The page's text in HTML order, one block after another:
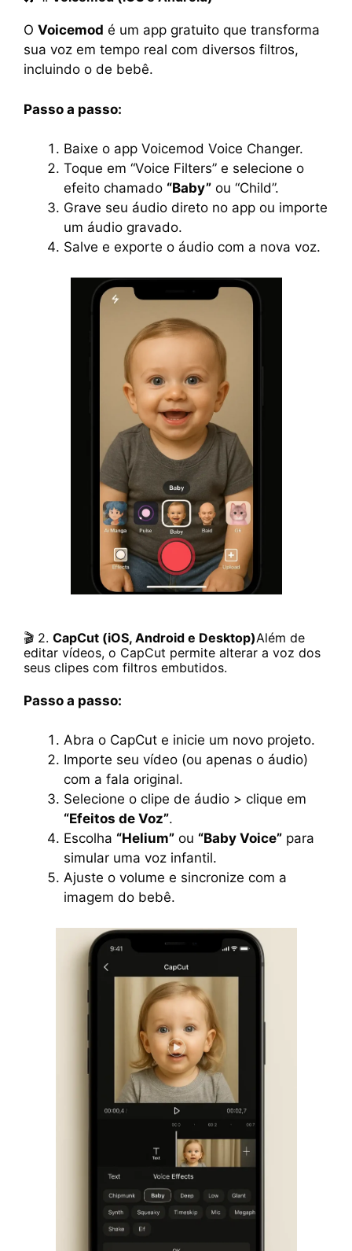
O Voicemod é um app gratuito que transforma
sua voz em tempo real com diversos filtros,
incluindo o de bebê.
Passo a passo:
Baixe o app Voicemod Voice Changer.
Toque em “Voice Filters” e selecione o
efeito chamado “Baby” ou “Child”.
Grave seu áudio direto no app ou importe
um áudio gravado.
Salve e exporte o áudio com a nova voz.
🎬 2. CapCut (iOS, Android e Desktop)Além de
editar vídeos, o CapCut permite alterar a voz dos
seus clipes com filtros embutidos.
Passo a passo:
Abra o CapCut e inicie um novo projeto.
Importe seu vídeo (ou apenas o áudio)
com a fala original.
Selecione o clipe de áudio > clique em
“Efeitos de Voz”.
Escolha “Helium” ou “Baby Voice” para
simular uma voz infantil.
Ajuste o volume e sincronize com a
imagem do bebê.